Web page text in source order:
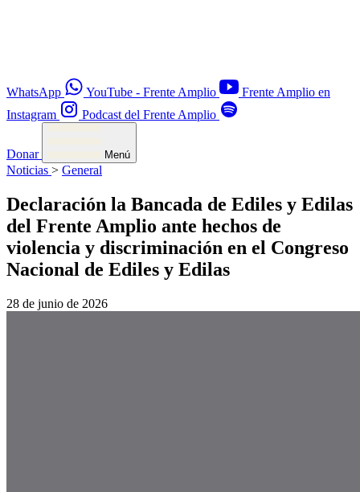
WhatsApp YouTube - Frente Amplio
Frente Amplio en
Instagram
Podcast del Frente Amplio
Donar Menú
Noticias > General
Declaración la Bancada de Ediles y Edilas
del Frente Amplio ante hechos de
violencia y discriminación en el Congreso
Nacional de Ediles y Edilas
28 de junio de 2026